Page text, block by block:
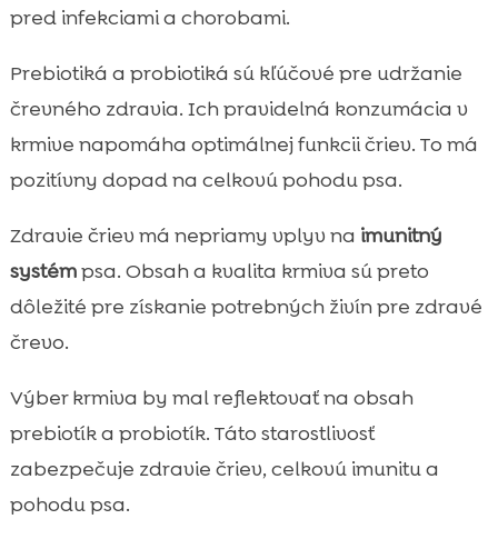
pred infekciami a chorobami.
Prebiotiká a probiotiká sú kľúčové pre udržanie
črevného zdravia. Ich pravidelná konzumácia v
krmive napomáha optimálnej funkcii čriev. To má
pozitívny dopad na celkovú pohodu psa.
Zdravie čriev má nepriamy vplyv na imunitný
systémpsa. Obsah a kvalita krmiva sú preto
dôležité pre získanie potrebných živín pre zdravé
črevo.
Výber krmiva by mal reflektovať na obsah
prebiotík a probiotík. Táto starostlivosť
zabezpečuje zdravie čriev, celkovú imunitu a
pohodu psa.